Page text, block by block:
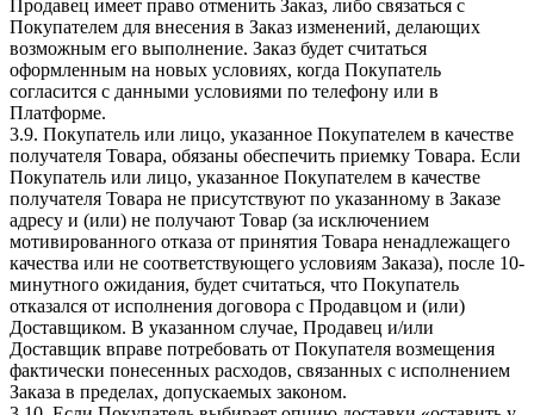
Продавец имеет право отменить Заказ, либо связаться с
Покупателем для внесения в Заказ изменений, делающих
возможным его выполнение. Заказ будет считаться
оформленным на новых условиях, когда Покупатель
согласится с данными условиями по телефону или в
Платформе.
3.9. Покупатель или лицо, указанное Покупателем в качестве
получателя Товара, обязаны обеспечить приемку Товара. Если
Покупатель или лицо, указанное Покупателем в качестве
получателя Товара не присутствуют по указанному в Заказе
адресу и (или) не получают Товар (за исключением
мотивированного отказа от принятия Товара ненадлежащего
качества или не соответствующего условиям Заказа), после 10-
минутного ожидания, будет считаться, что Покупатель
отказался от исполнения договора с Продавцом и (или)
Доставщиком. В указанном случае, Продавец и/или
Доставщик вправе потребовать от Покупателя возмещения
фактически понесенных расходов, связанных с исполнением
Заказа в пределах, допускаемых законом.